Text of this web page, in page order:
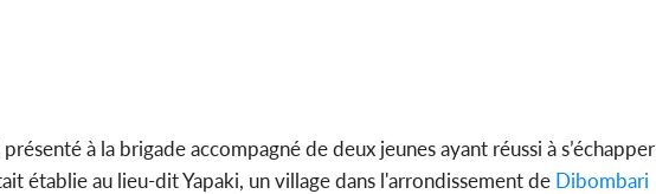
à la brigade accompagné de deux jeunes ayant réussi à s’échapper
établie au lieu-dit Yapaki, un village dans l'arrondissement de Dibombari